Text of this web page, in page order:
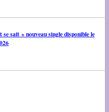
sait » nouveau single disponible le